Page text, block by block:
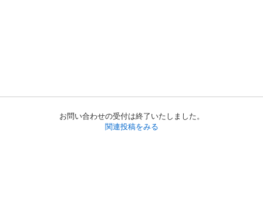
お問い合わせの受付は終了いたしました。
関連投稿をみる